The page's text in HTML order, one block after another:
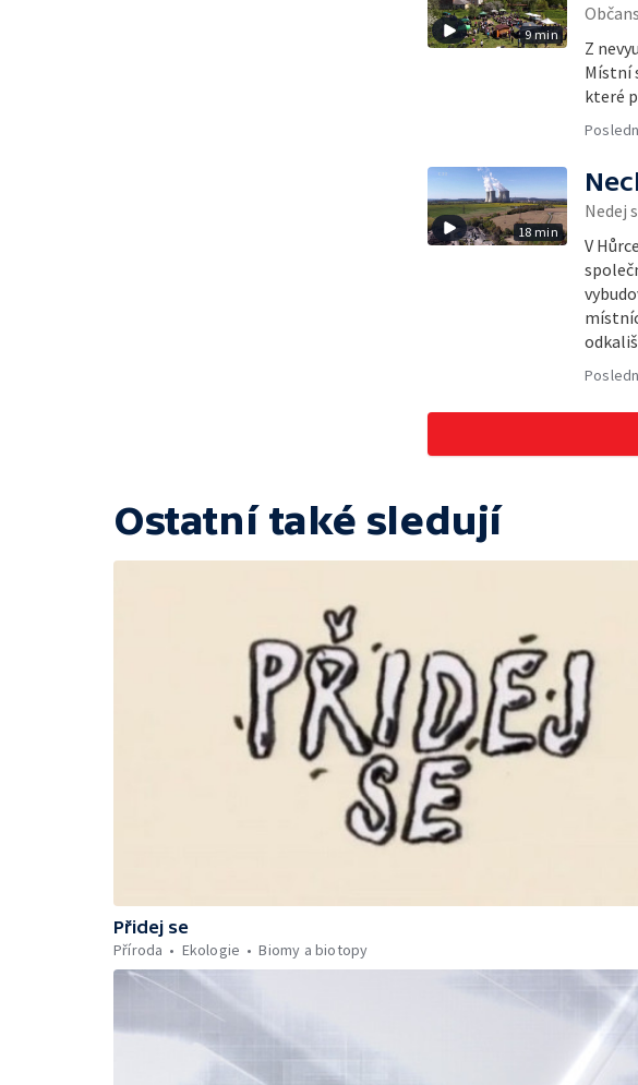
9 min
Z
Místní
které
18 min
Nedej
V
Ostatní také sledují
Přidej se
Příroda
Ekologie Biomy a biotopy